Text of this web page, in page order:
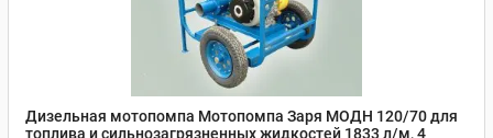
Дизельная мотопомпа Мотопомпа Заря МОДН 120/70 для
топлива и сильнозагрязненных жидкостей 1833 л/м, 4